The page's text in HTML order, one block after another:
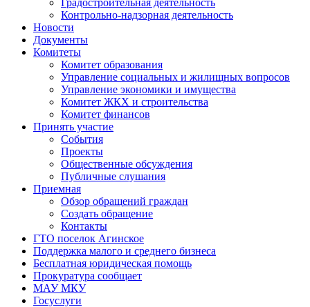
Градостроительная деятельность
Контрольно-надзорная деятельность
Новости
Документы
Комитеты
Комитет образования
Управление социальных и жилищных вопросов
Управление экономики и имущества
Комитет ЖКХ и строительства
Комитет финансов
Принять участие
События
Проекты
Общественные обсуждения
Публичные слушания
Приемная
Обзор обращений граждан
Создать обращение
Контакты
ГТО поселок Агинское
Поддержка малого и среднего бизнеса
Бесплатная юридическая помощь
Прокуратура сообщает
МАУ МКУ
Госуслуги